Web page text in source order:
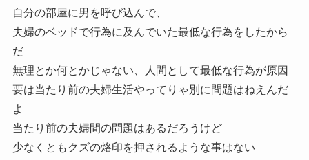
自分の部屋に男を呼び込んで、
夫婦のベッドで行為に及んでいた最低な行為をしたから
だ
無理とか何とかじゃない、人間として最低な行為が原因
要は当たり前の夫婦生活やってりゃ別に問題はねえんだ
よ
当たり前の夫婦間の問題はあるだろうけど
少なくともクズの烙印を押されるような事はない